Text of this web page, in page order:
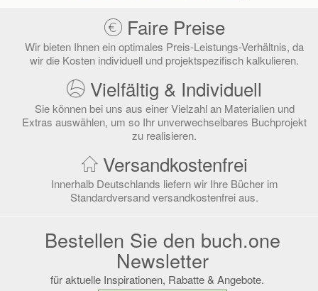
Faire Preise
Wir bieten Ihnen ein optimales Preis-Leistungs-Verhältnis, da
wir die Kosten individuell und projektspezifisch kalkulieren.
Vielfältig & Individuell
Sie können bei uns aus einer Vielzahl an Materialien und
Extras auswählen, um so Ihr unverwechselbares Buchprojekt
zu realisieren.
Versandkostenfrei
Innerhalb Deutschlands liefern wir Ihre Bücher im
Standardversand versandkostenfrei aus.
Bestellen Sie den buch.one
Newsletter
für aktuelle Inspirationen, Rabatte & Angebote.